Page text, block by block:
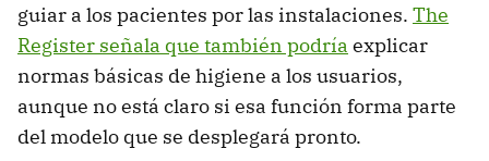
guiar a los pacientes por las instalaciones. The
Register señala que también podría explicar
normas básicas de higiene a los usuarios,
aunque no está claro si esa función forma parte
del modelo que se desplegará pronto.